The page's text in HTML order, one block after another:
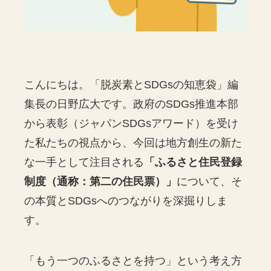
こんにちは。「脱炭素とSDGsの知恵袋」編
集長の日野広大です。政府のSDGs推進本部
から表彰（ジャパンSDGsアワード）を受け
た私たちの視点から、今回は地方創生の新た
な一手として注目される 「ふるさと住民登録
制度（通称：第二の住民票）」 について、そ
の本質とSDGsへのつながりを深掘りしま
す。
「もう一つのふるさとを持つ」という考え方